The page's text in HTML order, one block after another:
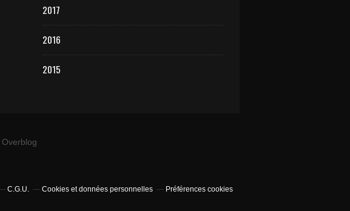
2017
2016
2015
Overblog
C.G.U. Cookies et données personnelles Préférences cookies